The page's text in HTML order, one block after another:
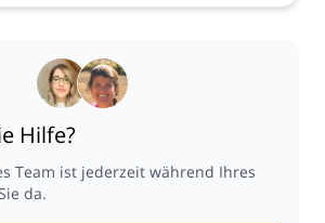
Hilfe?
Team ist jederzeit während Ihres
da.